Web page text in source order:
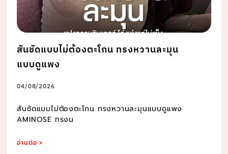
สันชัดแบบไม่ต้องตะโกน ทรงหวานละมุน
แบบดูแพง
04/08/2026
สันชัดแบบไม่ต้องตะโกน ทรงหวานละมุนแบบดูแพง
AMINOSE ทรงน
อ่านต่อ >